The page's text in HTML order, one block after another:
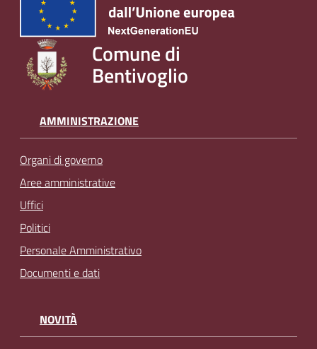
Comune di
Bentivoglio
AMMINISTRAZIONE
Organi di governo
Aree amministrative
Uffici
Politici
Personale Amministrativo
Documenti e dati
NOVITÀ